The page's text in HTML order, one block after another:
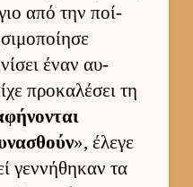
από την ποί­
έναν αυ­
προκαλέσει τη
», έλεγε
γεν­νήθηκαν τα